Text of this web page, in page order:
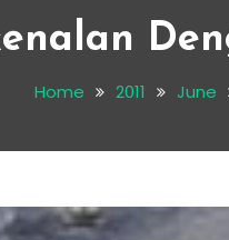
Home 2011 June